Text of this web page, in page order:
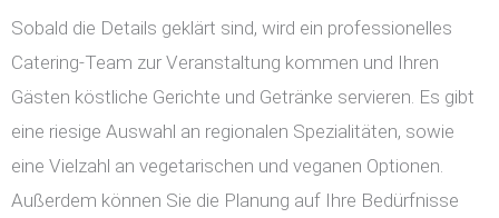
Sobald die Details geklärt sind, wird ein professionelles
Catering-Team zur Veranstaltung kommen und Ihren
Gästen köstliche Gerichte und Getränke servieren. Es gibt
eine riesige Auswahl an regionalen Spezialitäten, sowie
eine Vielzahl an vegetarischen und veganen Optionen.
Außerdem können Sie die Planung auf Ihre Bedürfnisse